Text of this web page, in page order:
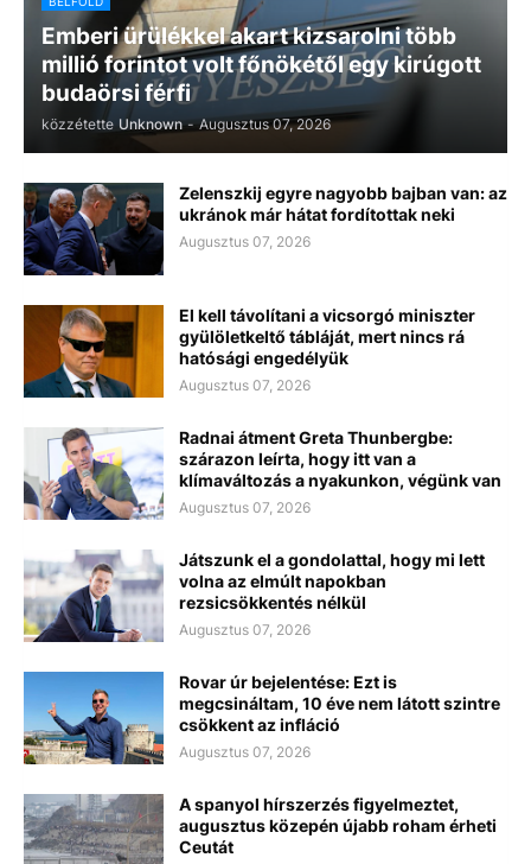
Emberi ürülékkel akart kizsarolni több
millió forintot volt főnökétől egy kirúgott
budaörsi férfi
közzétette Unknown - Augusztus 07, 2026
Zelenszkij egyre nagyobb bajban van: az
ukránok már hátat fordítottak neki
Augusztus 07, 2026
El kell távolítani a vicsorgó miniszter
gyülöletkeltő tábláját, mert nincs rá
hatósági engedélyük
Augusztus 07, 2026
Radnai átment Greta Thunbergbe:
szárazon leírta, hogy itt van a
klímaváltozás a nyakunkon, végünk van
Augusztus 07, 2026
Játszunk el a gondolattal, hogy mi lett
volna az elmúlt napokban
rezsicsökkentés nélkül
Augusztus 07, 2026
Rovar úr bejelentése: Ezt is
megcsináltam, 10 éve nem látott szintre
csökkent az infláció
Augusztus 07, 2026
A spanyol hírszerzés figyelmeztet,
augusztus közepén újabb roham érheti
Ceutát